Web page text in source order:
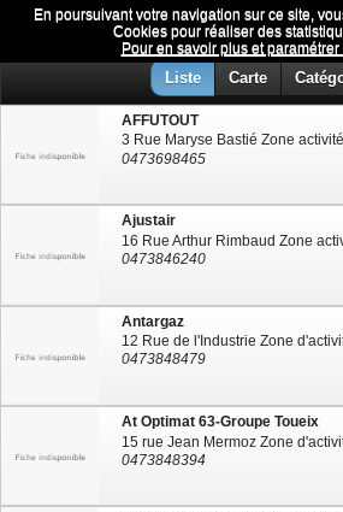
En poursuivant votre navigation sur ce site,
Cookies pour réaliser des
Pour en savoir plus et
Industries
Liste Carte
AFFUTOUT
0473698465
Ajustair
0473846240
Antargaz
0473848479
At Optimat 63-Groupe Toueix
0473848394